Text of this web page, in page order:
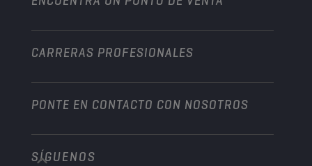
Naútica
CARRERAS PROFESIONALES
PONTE EN CONTACTO CON NOSOTROS
info@championlubes.com
SÍGUENOS